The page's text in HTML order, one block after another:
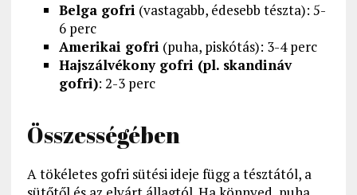
Belga gofri (vastagabb, édesebb tészta): 5-
6 perc
Amerikai gofri (puha, piskótás): 3-4 perc
Hajszálvékony gofri (pl. skandináv
gofri): 2-3 perc
Összességében
A tökéletes gofri sütési ideje függ a tésztától, a